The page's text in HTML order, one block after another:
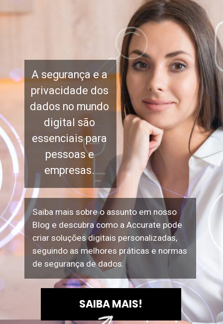
A segurança e a
privacidade dos
dados no mundo
digital são
essenciais para
pessoas e
empresas.
Saiba mais sobre o assunto em nosso
Blog e descubra como a Accurate pode
criar soluções digitais personalizadas,
seguindo as melhores práticas e normas
de segurança de dados.
SAIBA MAIS!